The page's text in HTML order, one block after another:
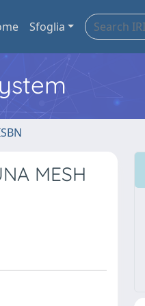
Sfoglia
MESH